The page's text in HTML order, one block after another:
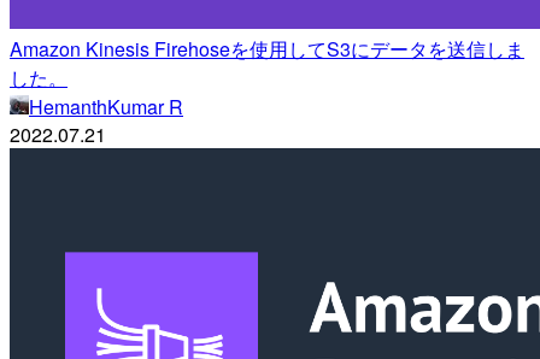
Amazon Kinesis Firehoseを使用してS3にデータを送信しま
した。
HemanthKumar R
2022.07.21